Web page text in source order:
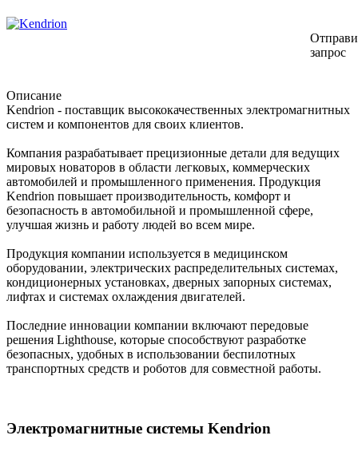
запрос
Описание
Kendrion - поставщик высококачественных электромагнитных
систем и компонентов для своих клиентов.
Компания разрабатывает прецизионные детали для ведущих
мировых новаторов в области легковых, коммерческих
автомобилей и промышленного применения. Продукция
Kendrion повышает производительность, комфорт и
безопасность в автомобильной и промышленной сфере,
улучшая жизнь и работу людей во всем мире.
Продукция компании используется в медицинском
оборудовании, электрических распределительных системах,
кондиционерных установках, дверных запорных системах,
лифтах и системах охлаждения двигателей.
Последние инновации компании включают передовые
решения Lighthouse, которые способствуют разработке
безопасных, удобных в использовании беспилотных
транспортных средств и роботов для совместной работы.
Электромагнитные системы Kendrion